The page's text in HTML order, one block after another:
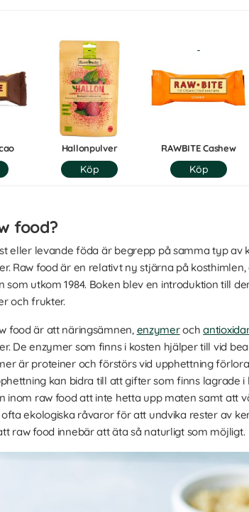
Hallonpulver RAWBITE Cashew
food?
eller levande föda är begrepp på samma typ
Raw food är en relativt ny stjärna på
som utkom 1984. Boken blev en introduktion till
och frukter.
food är att näringsämnen, enzymeroch
De enzymer som finns i kosten hjälper till vid
är proteiner och förstörs vid upphettning
kan bidra till att gifter som finns lagrade
inom raw food att inte hetta upp maten samt att
ekologiska råvaror för att undvika rester av
raw food innebär att äta så naturligt som möjligt.